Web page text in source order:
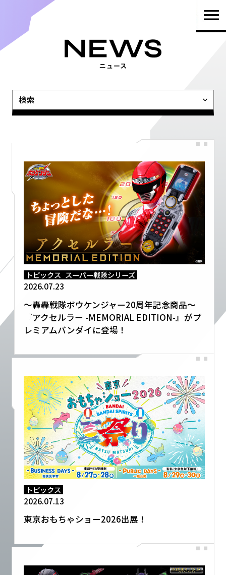
TOP
PRODUCTS
BRAND
SHOP
EVENT
検索
トピックス スーパー戦隊シリーズ
2026.07.23
～轟轟戦隊ボウケンジャー20周年記念商品～
『アクセルラー -MEMORIAL EDITION-』がプ
レミアムバンダイに登場！
トピックス
2026.07.13
東京おもちゃショー2026出展！